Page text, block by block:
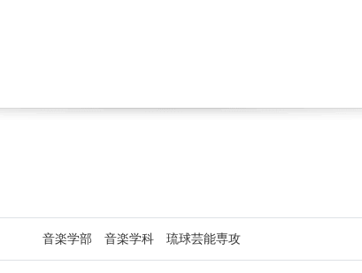
音楽学部 音楽学科 琉球芸能専攻